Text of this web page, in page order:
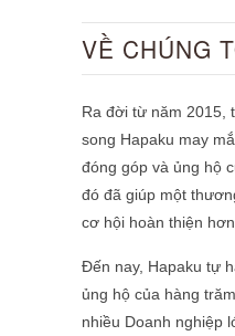
VỀ CHÚNG
Ra đời từ năm 2015,
song Hapaku may
đóng góp và ủng hộ
đó đã giúp một
cơ hội hoàn thiện
Đến nay, Hapaku tự
ủng hộ của hàng
nhiều Doanh nghiệp